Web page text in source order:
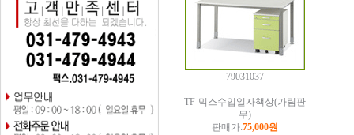
79031037
TF-믹스수입일자책상(가림판
무)
판매가:75,000원